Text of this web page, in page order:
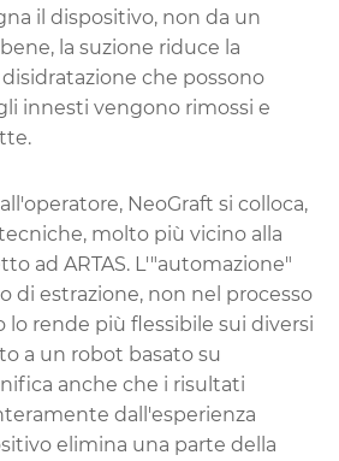
il dispositivo, non da un
la suzione riduce la
che possono
innesti vengono rimossi e
NeoGraft si colloca,
molto più vicino alla
ad ARTAS. L'"automazione"
di estrazione, non nel processo
lo rende più flessibile sui diversi
a un robot basato su
anche che i risultati
dall'esperienza
elimina una parte della